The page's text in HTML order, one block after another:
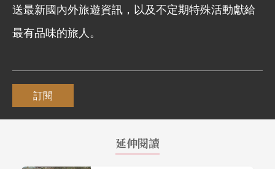
送最新國內外旅遊資訊，以及不定期特殊活動獻給
最有品味的旅人。
訂閱
延伸閱讀